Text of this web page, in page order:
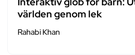
världen genom lek
Rahabi Khan